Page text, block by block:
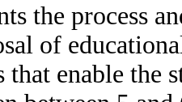
the process
of
enable the